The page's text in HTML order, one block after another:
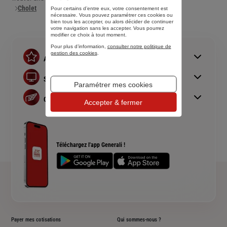
Cholet
Téléchargez l'app Generali !
Assurances
Assurance auto
Assurance habitation
Assurance prêt immobilier
Complémentaire santé senior
Simulations
Simulation assurance auto
Devis assurance habitation
Simulation assurance de prêt immobilier
Devis assurance chien ou chat
Generali
Qui sommes nous ?
Rendements fonds euros Generali
Accessibilité sourds et malentendants
Plan du site
Payer mes cotisations Qui sommes-nous ?
Pour certains d’entre eux, votre consentement est
nécessaire. Vous pouvez paramétrer ces cookies ou
bien tous les accepter, ou alors décider de continuer
votre navigation sans les accepter. Vous pourrez
modifier ce choix à tout moment.
Pour plus d’information, consulter notre politique de
gestion des cookies.
Paramétrer mes cookies
Accepter & fermer